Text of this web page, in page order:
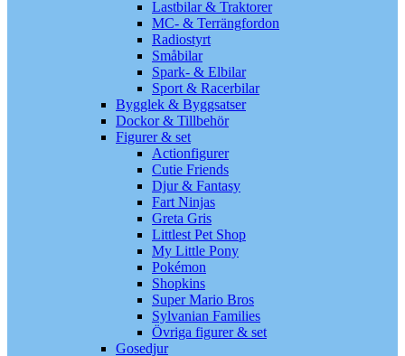
Lastbilar & Traktorer
MC- & Terrängfordon
Radiostyrt
Småbilar
Spark- & Elbilar
Sport & Racerbilar
Bygglek & Byggsatser
Dockor & Tillbehör
Figurer & set
Actionfigurer
Cutie Friends
Djur & Fantasy
Fart Ninjas
Greta Gris
Littlest Pet Shop
My Little Pony
Pokémon
Shopkins
Super Mario Bros
Sylvanian Families
Övriga figurer & set
Gosedjur